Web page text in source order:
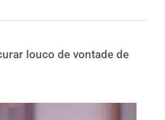
louco de vontade de